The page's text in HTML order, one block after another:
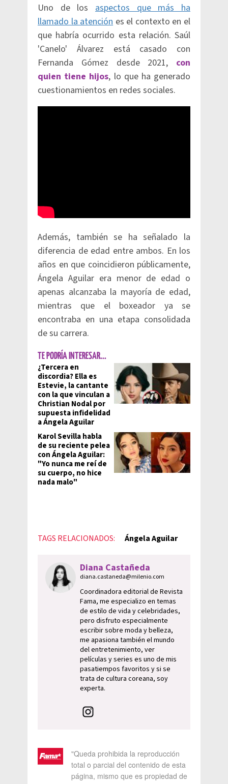
Uno de los aspectos que más ha
llamado la atenciónes el contexto en el
que habría ocurrido esta relación. Saúl
'Canelo' Álvarez está casado con
Fernanda Gómez desde 2021, con
quien tiene hijos, lo que ha generado
cuestionamientos en redes sociales.
Además, también se ha señalado la
diferencia de edad entre ambos. En los
años en que coincidieron públicamente,
Ángela Aguilar era menor de edad o
apenas alcanzaba la mayoría de edad,
mientras que el boxeador ya se
encontraba en una etapa consolidada
de su carrera.
TE PODRÍA INTERESAR...
¿Tercera en
discordia? Ella es
Estevie, la cantante
con la que vinculan a
Christian Nodal por
supuesta infidelidad
a Ángela Aguilar
Karol Sevilla habla
de su reciente pelea
con Ángela Aguilar:
"Yo nunca me reí de
su cuerpo, no hice
nada malo"
TAGS RELACIONADOS: Ángela Aguilar
Diana Castañeda
diana.castaneda@milenio.com
Coordinadora editorial de Revista
Fama, me especializo en temas
de estilo de vida y celebridades,
pero disfruto especialmente
escribir sobre moda y belleza,
me apasiona también el mundo
del entretenimiento, ver
películas y series es uno de mis
pasatiempos favoritos y si se
trata de cultura coreana, soy
experta.
"Queda prohibida la reproducción
total o parcial del contenido de esta
página, mismo que es propiedad de